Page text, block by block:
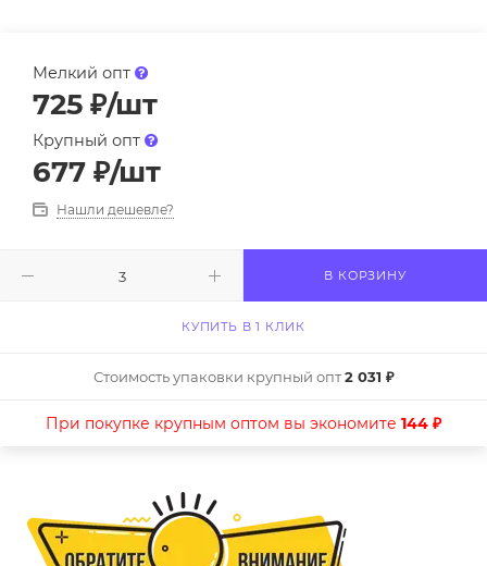
Мелкий опт
725 ₽/шт
Крупный опт
677 ₽/шт
Нашли дешевле?
В КОРЗИНУ
КУПИТЬ В 1 КЛИК
Стоимость упаковки крупный опт2 031 ₽
При покупке крупным оптом вы экономите 144 ₽